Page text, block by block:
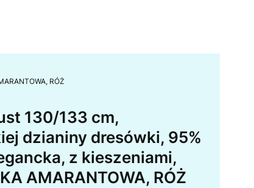
RÓŻ
130/133 cm,
dzianiny dresówki, 95%
z kieszeniami,
AMARANTOWA, RÓŻ